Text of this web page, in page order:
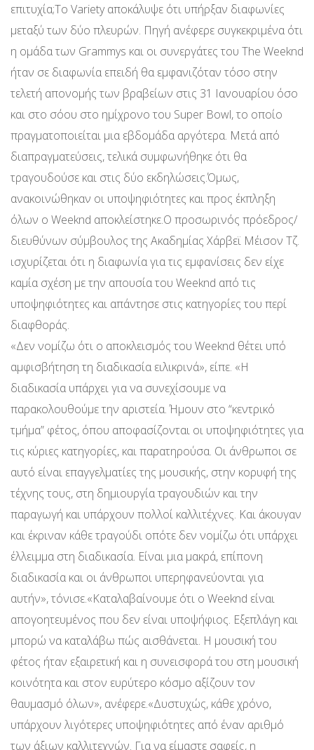
επιτυχία;Το Variety αποκάλυψε ότι υπήρξαν διαφωνίες
μεταξύ των δύο πλευρών. Πηγή ανέφερε συγκεκριμένα ότι
η ομάδα των Grammys και οι συνεργάτες του The Weeknd
ήταν σε διαφωνία επειδή θα εμφανιζόταν τόσο στην
τελετή απονομής των βραβείων στις 31 Ιανουαρίου όσο
και στο σόου στο ημίχρονο του Super Bowl, το οποίο
πραγματοποιείται μια εβδομάδα αργότερα. Μετά από
διαπραγματεύσεις, τελικά συμφωνήθηκε ότι θα
τραγουδούσε και στις δύο εκδηλώσεις.Όμως,
ανακοινώθηκαν οι υποψηφιότητες και προς έκπληξη
όλων ο Weeknd αποκλείστηκε.Ο προσωρινός πρόεδρος/
διευθύνων σύμβουλος της Ακαδημίας Χάρβεϊ Μέισον Τζ.
ισχυρίζεται ότι η διαφωνία για τις εμφανίσεις δεν είχε
καμία σχέση με την απουσία του Weeknd από τις
υποψηφιότητες και απάντησε στις κατηγορίες του περί
διαφθοράς.
«Δεν νομίζω ότι ο αποκλεισμός του Weeknd θέτει υπό
αμφισβήτηση τη διαδικασία ειλικρινά», είπε. «Η
διαδικασία υπάρχει για να συνεχίσουμε να
παρακολουθούμε την αριστεία. Ήμουν στο “κεντρικό
τμήμα” φέτος, όπου αποφασίζονται οι υποψηφιότητες για
τις κύριες κατηγορίες, και παρατηρούσα. Οι άνθρωποι σε
αυτό είναι επαγγελματίες της μουσικής, στην κορυφή της
τέχνης τους, στη δημιουργία τραγουδιών και την
παραγωγή και υπάρχουν πολλοί καλλιτέχνες. Και άκουγαν
και έκριναν κάθε τραγούδι οπότε δεν νομίζω ότι υπάρχει
έλλειμμα στη διαδικασία. Είναι μια μακρά, επίπονη
διαδικασία και οι άνθρωποι υπερηφανεύονται για
αυτήν», τόνισε.«Καταλαβαίνουμε ότι ο Weeknd είναι
απογοητευμένος που δεν είναι υποψήφιος. Εξεπλάγη και
μπορώ να καταλάβω πώς αισθάνεται. Η μουσική του
φέτος ήταν εξαιρετική και η συνεισφορά του στη μουσική
κοινότητα και στον ευρύτερο κόσμο αξίζουν τον
θαυμασμό όλων», ανέφερε.«Δυστυχώς, κάθε χρόνο,
υπάρχουν λιγότερες υποψηφιότητες από έναν αριθμό
των άξιων καλλιτεχνών. Για να είμαστε σαφείς, η